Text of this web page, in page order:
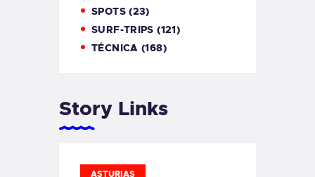
SPOTS(23)
SURF-TRIPS (121)
TÉCNICA (168)
Story Links
ASTURIAS